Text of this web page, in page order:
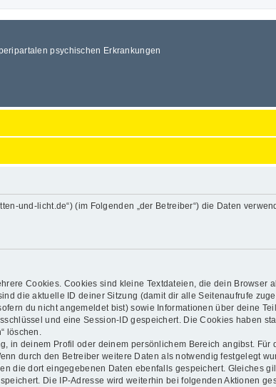
psychischen Erkrankungen
und-licht.de“) (im Folgenden „der Betreiber“) die Daten
Cookies. Cookies sind kleine Textdateien, die dein Browser
die aktuelle ID deiner Sitzung (damit dir alle Seitenaufrufe
du nicht angemeldet bist) sowie Informationen über deine
und eine Session-ID gespeichert. Die Cookies haben
löschen.
in deinem Profil oder deinem persönlichem Bereich angibst.
durch den Betreiber weitere Daten als notwendig festgelegt
die dort eingegebenen Daten ebenfalls gespeichert. Gleiches
Die IP-Adresse wird weiterhin bei folgenden Aktionen